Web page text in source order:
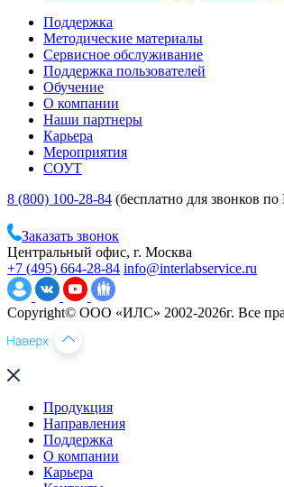
Поддержка
Методические материалы
Сервисное обслуживание
Поддержка пользователей
Обучение
О компании
Наши партнеры
Карьера
Мероприятия
СОУТ
8 (800) 100-28-84 (бесплатно для звонков
Заказать звонок
Центральный офис, г. Москва
+7 (495) 664-28-84 info@interlabservice.ru
Copyright© ООО «ИЛС» 2002-2026г. Все
Продукция
Направления
Поддержка
О компании
Карьера